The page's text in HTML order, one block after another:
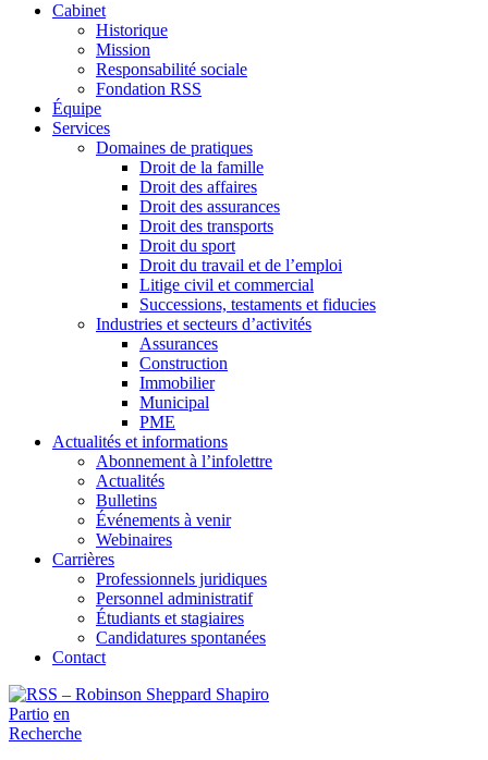
Cabinet
Historique
Mission
Responsabilité sociale
Fondation RSS
Équipe
Services
Domaines de pratiques
Droit de la famille
Droit des affaires
Droit des assurances
Droit des transports
Droit du sport
Droit du travail et de l’emploi
Litige civil et commercial
Successions, testaments et fiducies
Industries et secteurs d’activités
Assurances
Construction
Immobilier
Municipal
PME
Actualités et informations
Abonnement à l’infolettre
Actualités
Bulletins
Événements à venir
Webinaires
Carrières
Professionnels juridiques
Personnel administratif
Étudiants et stagiaires
Candidatures spontanées
Contact
Partio en
Recherche